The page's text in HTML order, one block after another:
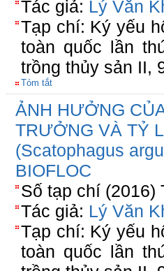
Tác giả: Lý Văn
Tạp chí: Ký yếu
toàn quốc lần
trồng thủy sản II,
Tóm tắt
ẢNH HƯỞNG
TRƯỞNG VÀ TỶ
(Scatophagus
BIOFLOC
Số tạp chí (2016)
Tác giả: Lý Văn
Tạp chí: Ký yếu
toàn quốc lần